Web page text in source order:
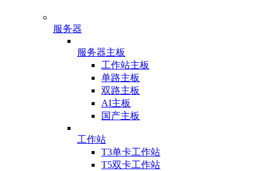
服务器
服务器主板
工作站主板
单路主板
双路主板
AI主板
国产主板
工作站
T3单卡工作站
T5双卡工作站